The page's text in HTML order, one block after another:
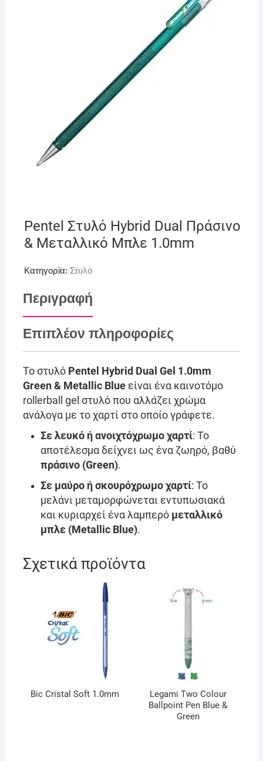
Pentel Στυλό Hybrid Dual Πράσινο
& Μεταλλικό Μπλε 1.0mm
Κατηγορία: Στυλό
Περιγραφή
Επιπλέον πληροφορίες
Το στυλό Pentel Hybrid Dual Gel 1.0mm
Green & Metallic Blue είναι ένα καινοτόμο
rollerball gel στυλό που αλλάζει χρώμα
ανάλογα με το χαρτί στο οποίο γράφετε.
Σε λευκό ή ανοιχτόχρωμο χαρτί: Το
αποτέλεσμα δείχνει ως ένα ζωηρό, βαθύ
πράσινο (Green).
Σε μαύρο ή σκουρόχρωμο χαρτί: Το
μελάνι μεταμορφώνεται εντυπωσιακά
και κυριαρχεί ένα λαμπερό μεταλλικό
μπλε (Metallic Blue).
Σχετικά προϊόντα
Bic Cristal Soft 1.0mm
Legami Two Colour
Ballpoint Pen Blue &
Green